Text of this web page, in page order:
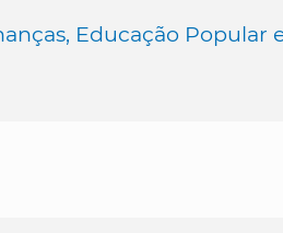
Educação Popular